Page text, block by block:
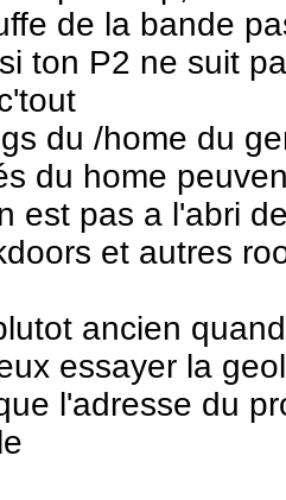
de la bande
ton P2 ne suit
du /home du
du home
est pas a l'abri
et autres
ancien
essayer la
l'adresse du